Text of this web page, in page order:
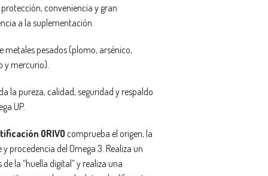
conveniencia y gran
a la suplementación.
metales pesados (plomo, arsénico,
y mercurio).
la pureza, calidad, seguridad y respaldo
UP.
ORIVOcomprueba el origen, la
y procedencia del Omega 3. Realiza un
de la “huella digital” y realiza una